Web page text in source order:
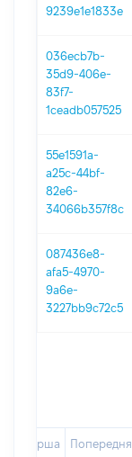
9239e1e1833e
036ecb7b-
35d9-406e-
83f7-
1ceadb057525
55e1591a-
a25c-44bf-
82e6-
34066b357f8c
087436e8-
afa5-4970-
9a6e-
3227bb9c72c5
Перша Попередня